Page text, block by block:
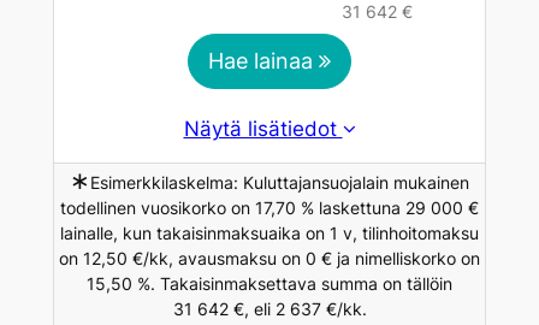
31 642 €
Hae lainaa
Näytä lisätiedot
∗ Esimerkkilaskelma: Kuluttajansuojalain mukainen
todellinen vuosikorko on 17,70 % laskettuna 29 000 €
lainalle, kun takaisinmaksuaika on 1 v, tilinhoitomaksu
on 12,50 €/kk, avausmaksu on 0 € ja nimelliskorko on
15,50 %. Takaisinmaksettava summa on tällöin
31 642 €, eli 2 637 €/kk.